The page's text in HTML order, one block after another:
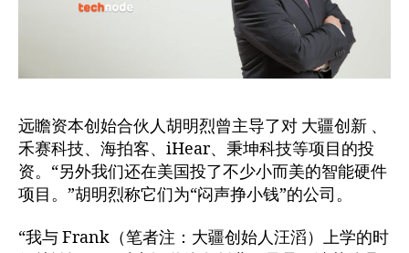
远瞻资本创始合伙人胡明烈曾主导了对 大疆创新 、
禾赛科技、海拍客、iHear、秉坤科技等项目的投
资。“另外我们还在美国投了不少小而美的智能硬件
项目。”胡明烈称它们为“闷声挣小钱”的公司。
“我与 Frank（笔者注：大疆创始人汪滔）上学的时